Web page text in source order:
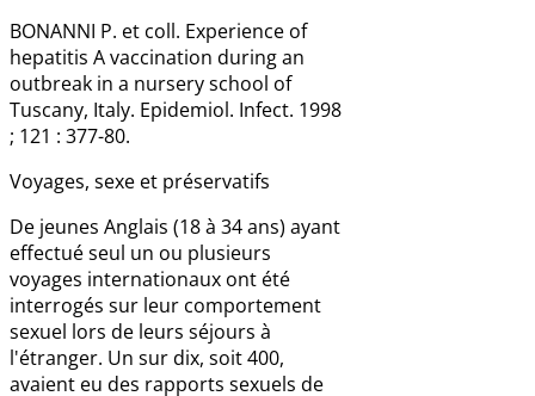
BONANNI P. et coll. Experience of
hepatitis A vaccination during an
outbreak in a nursery school of
Tuscany, Italy. Epidemiol. Infect. 1998
; 121 : 377-80.
Voyages, sexe et préservatifs
De jeunes Anglais (18 à 34 ans) ayant
effectué seul un ou plusieurs
voyages internationaux ont été
interrogés sur leur comportement
sexuel lors de leurs séjours à
l'étranger. Un sur dix, soit 400,
avaient eu des rapports sexuels de